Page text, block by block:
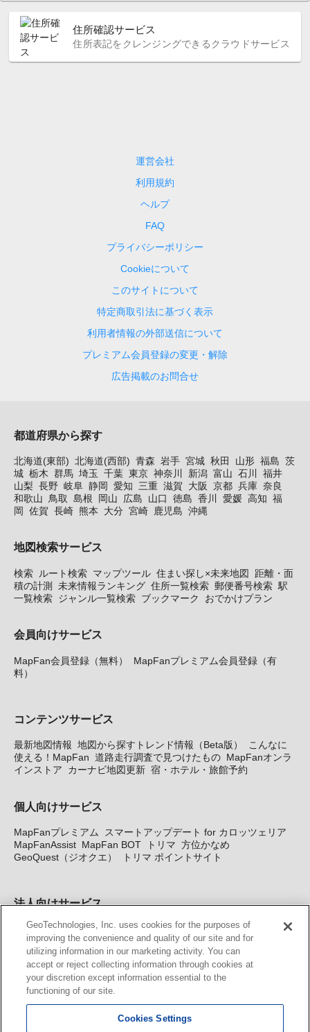
住所確認サービス
住所表記をクレンジングできるクラウドサービス
運営会社
利用規約
ヘルプ
FAQ
プライバシーポリシー
Cookieについて
このサイトについて
特定商取引法に基づく表示
利用者情報の外部送信について
プレミアム会員登録の変更・解除
広告掲載のお問合せ
都道府県から探す
北海道(東部) 北海道(西部) 青森 岩手 宮城 秋田 山形 福島 茨
城 栃木 群馬 埼玉 千葉 東京 神奈川 新潟 富山 石川
福井
山梨 長野 岐阜 静岡 愛知 三重 滋賀 大阪 京都 兵庫 奈良
和歌山
鳥取 島根 岡山 広島 山口 徳島 香川 愛媛 高知 福
岡
佐賀 長崎 熊本 大分 宮崎 鹿児島 沖縄
地図検索サービス
検索 ルート検索 マップツール 住まい探し×未来地図
距離・面
積の計測
未来情報ランキング 住所一覧検索 郵便番号検索 駅
一覧検索 ジャンル一覧検索 ブックマーク おでかけプラン
会員向けサービス
MapFan会員登録（無料）
MapFanプレミアム会員登録（有
料）
コンテンツサービス
最新地図情報 地図から探すトレンド情報（Beta版）
こんなに
使える！MapFan 道路走行調査で見つけたもの MapFanオンラ
インストア
カーナビ地図更新 宿・ホテル・旅館予約
個人向けサービス
MapFanプレミアム
スマートアップデート for カロッツェリア
MapFanAssist MapFan BOT トリマ 方位かなめ
GeoQuest（ジオクエ）
トリマ ポイントサイト
法人向けサービス
法人向け地図・位置情報サービス WEBサイト・システム向け地
図API Windows PC向け地図開発キット MapFan DB 住所確認
サービス
MAP WORLD+ トリマ広告 Geo-Research
カーナビ地図更新サービス
MapFan スマートメンバーズ
GeoTechnologies, Inc. uses cookies for the purposes of
improving the convenience and quality of our site and for
utilizing information in our marketing activity. You can
accept or reject collecting information through cookies at
your discretion except information essential to the
functioning of our site.
Cookies Settings